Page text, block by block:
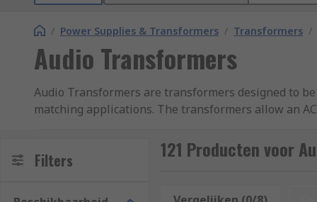
/ Power Supplies & Transformers / Transformers /
Audio Transformers
Audio Transformers are transformers designed to
matching applications. The transformers allow an
through the input winding, a related AC signal
Filters 121 Producten voor